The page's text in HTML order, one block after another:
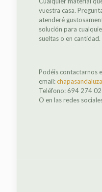
vuestra casa.
atenderé
solución para
sueltas o en cantidad.
Podéis contactarnos
email:
Teléfono: 694 274
O en las redes